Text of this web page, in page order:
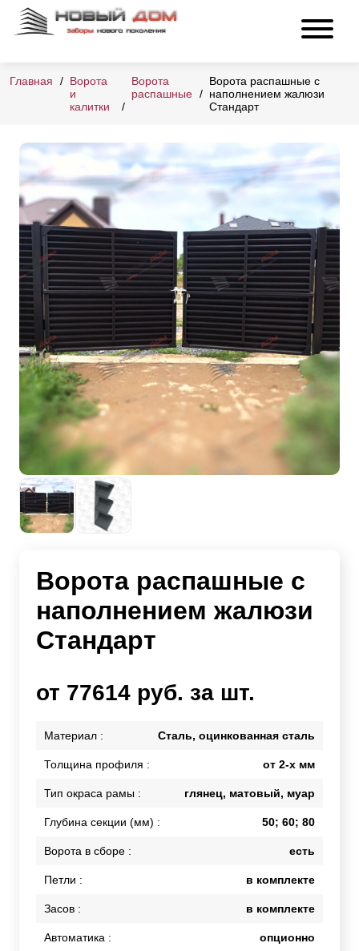
Главная
Ворота
и
калитки
Ворота
распашные
Ворота распашные с
наполнением жалюзи
Стандарт
Ворота распашные с
наполнением жалюзи
Стандарт
от 77614 руб. за шт.
Материал : Сталь, оцинкованная сталь
Толщина профиля : от 2-х мм
Тип окраса рамы : глянец, матовый, муар
Глубина секции (мм) : 50; 60; 80
Ворота в сборе : есть
Петли : в комплекте
Засов : в комплекте
Автоматика : опционно